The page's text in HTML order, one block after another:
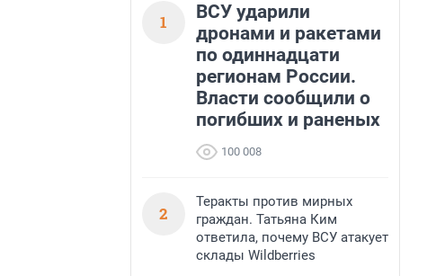
1
ВСУ ударили
дронами и ракетами
по одиннадцати
регионам России.
Власти сообщили о
погибших и раненых
100 008
2
Теракты против мирных
граждан. Татьяна Ким
ответила, почему ВСУ атакует
склады Wildberries